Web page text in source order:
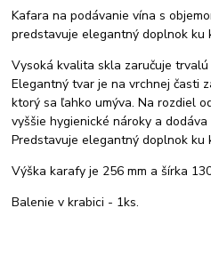
Kafara na podávanie vína s
predstavuje elegantný doplnok ku
Vysoká kvalita skla zaručuje
Elegantný tvar je na vrchnej časti
ktorý sa ľahko umýva. Na rozdiel
vyššie hygienické nároky a
Predstavuje elegantný doplnok ku
Výška karafy je 256 mm a šírka
Balenie v krabici - 1ks.